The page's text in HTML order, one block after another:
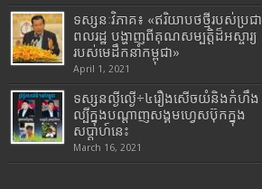
ទស្សនៈវិភាគ៖ «ឥរិយាបថថ្មីរបស់ប្រជា
ពលរដ្ឋ បង្ហាញពីគុណសម្បត្តិដ៏អស្ចារ្យ
របស់មេដឹកនាំកម្ពុជា»
April 1, 2021
ទស្សនល្ងីល្ងើ÷៤រឿងសើចយំនិងកំហឹង
ល្បីក្នុងបណ្តាញសង្គមហ្វេសប៊ុកក្នុង
សប្តាហ៍នេះ
March 16, 2021